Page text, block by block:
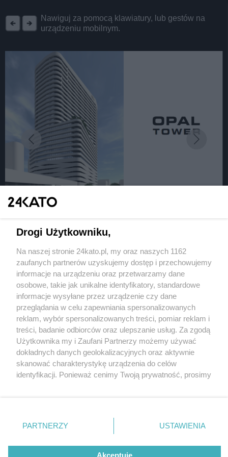
Nawiguj za pomocą klawiatury, lub gestów na
urządzeniu mobilnym.
Katowic? Firma Opal ma takie plany
5 / 8
Wieżowiec Opal Maksimum1
Wydawca mediów lokalnych
Nie zapomnij
zapoznać się z:
polityką prywatności regulamin korzystania z portali
Twojemiasto
Piekary Śląskie
Chorzów
Tarnowskie Góry
Gliwice
Skontakuj sięz nami
Kontakt
Wydawca
Redakcja
Drogi Użytkowniku,
Na naszej stronie 24kato.pl, my oraz naszych 1162
zaufanych partnerów uzyskujemy dostęp i przechowujemy
informacje na urządzeniu oraz przetwarzamy dane
osobowe, takie jak unikalne identyfikatory, standardowe
informacje wysyłane przez urządzenie czy dane
przeglądania w celu zapewniania spersonalizowanych
reklam, wybór spersonalizowanych treści, pomiar reklam i
treści, badanie odbiorców oraz ulepszanie usług. Za zgodą
Użytkownika my i Zaufani Partnerzy możemy używać
dokładnych danych geolokalizacyjnych oraz aktywnie
skanować charakterystykę urządzenia do celów
identyfikacji. Ponieważ cenimy Twoją prywatność, prosimy
prywatności znajdujący się w lewym dolnym rogu strony
. Niektóre rodzaje przetwarzania danych nie wymagają
zgody użytkownika, ale masz prawo sprzeciwić się
takiemu przetwarzaniu. Preferencje będą miały
PARTNERZY USTAWIENIA
Akceptuję